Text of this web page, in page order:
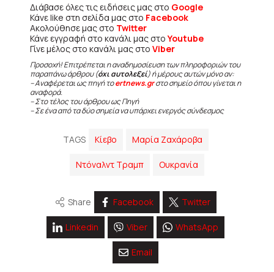
Διάβασε όλες τις ειδήσεις μας στο Google
Κάνε like στη σελίδα μας στο Facebook
Ακολούθησε μας στο Twitter
Κάνε εγγραφή στο κανάλι μας στοYoutube
Γίνε μέλος στο κανάλι μας στο Viber
Προσοχή! Επιτρέπεται η αναδημοσίευση των πληροφοριών του
παραπάνω άρθρου (όχι αυτολεξεί) ή μέρους αυτών μόνο αν:
– Αναφέρεται ως πηγή τοertnews.grστο σημείο όπου γίνεται η
αναφορά.
– Στο τέλος του άρθρου ως Πηγή
– Σε ένα από τα δύο σημεία να υπάρχει ενεργός σύνδεσμος
TAGS Κίεβο Μαρία Ζαχάροβα
Ντόναλντ Τραμπ Ουκρανία
Share Facebook Twitter
Linkedin Viber WhatsApp
Email